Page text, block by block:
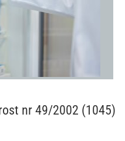
nr 49/2002 (1045)